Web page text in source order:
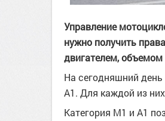
Управление
нужно получить
двигателем, объемом
На сегодняшний день
А1. Для каждой из
Категория М1 и А1